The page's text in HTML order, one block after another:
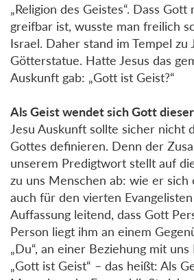
„Religion des Geistes“. Dass
greifbar ist, wusste man freilich
Israel. Daher stand im Tempel zu
Götterstatue. Hatte Jesus das
Auskunft gab: „Gott ist Geist?“
Als Geist wendet sich Gott
Jesu Auskunft sollte sicher nicht
Gottes definieren. Denn der
unserem Predigtwort stellt auf
zu uns Menschen ab: wie er
auch für den vierten
Auffassung leitend, dass Gott
Person liegt ihm an einem
„Du“, an einer Beziehung mit
„Gott ist Geist“ – das heißt: Als